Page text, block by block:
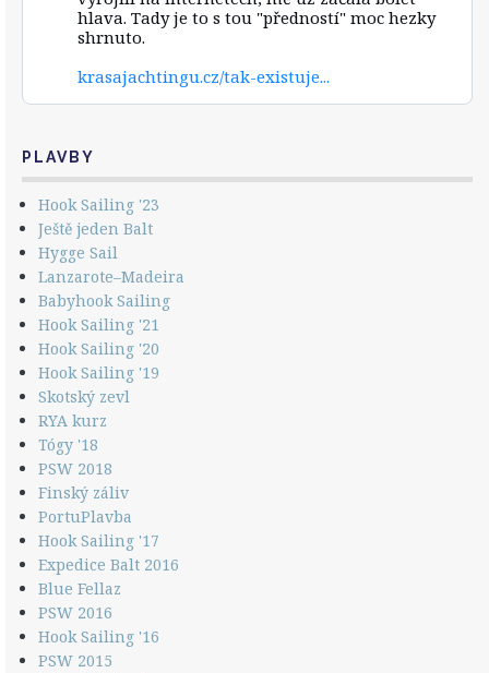
hlava. Tady je to s tou "předností" moc hezky
shrnuto.
krasajachtingu.cz/tak-existuje...
PLAVBY
Hook Sailing '23
Ještě jeden Balt
Hygge Sail
Lanzarote–Madeira
Babyhook Sailing
Hook Sailing '21
Hook Sailing '20
Hook Sailing '19
Skotský zevl
RYA kurz
Tógy '18
PSW 2018
Finský záliv
PortuPlavba
Hook Sailing '17
Expedice Balt 2016
Blue Fellaz
PSW 2016
Hook Sailing '16
PSW 2015